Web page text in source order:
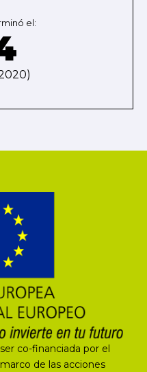
el:
co-financiada por el
de las acciones